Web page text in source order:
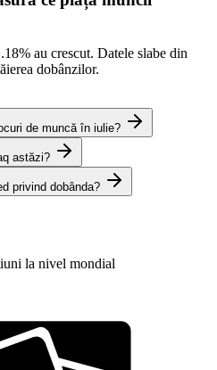
au crescut. Datele slabe din
dobânzilor.
de muncă în iulie?
astăzi?
privind dobânda?
la nivel mondial